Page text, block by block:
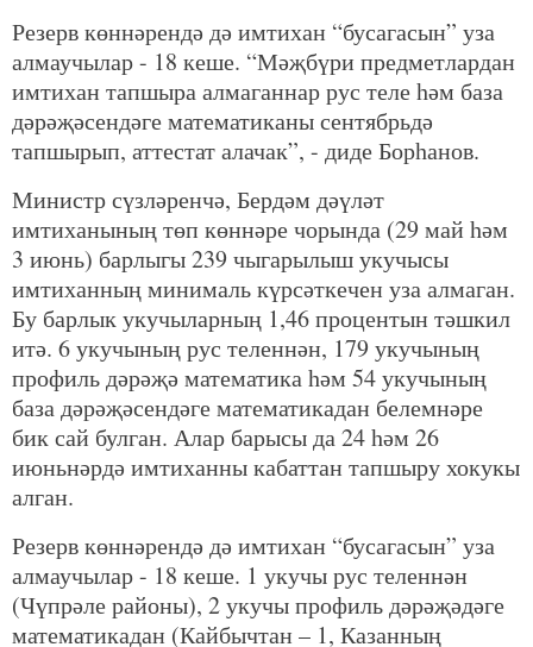
Резерв көннәрендә дә имтихан “бусагасын” уза
алмаучылар - 18 кеше. “Мәҗбүри предметлардан
имтихан тапшыра алмаганнар рус теле һәм база
дәрәҗәсендәге математиканы сентябрьдә
тапшырып, аттестат алачак”, - диде Борһанов.
Министр сүзләренчә, Бердәм дәүләт
имтиханының төп көннәре чорында (29 май һәм
3 июнь) барлыгы 239 чыгарылыш укучысы
имтиханның минималь күрсәткечен уза алмаган.
Бу барлык укучыларның 1,46 процентын тәшкил
итә. 6 укучының рус теленнән, 179 укучының
профиль дәрәҗә математика һәм 54 укучының
база дәрәҗәсендәге математикадан белемнәре
бик сай булган. Алар барысы да 24 һәм 26
июньнәрдә имтиханны кабаттан тапшыру хокукы
алган.
Резерв көннәрендә дә имтихан “бусагасын” уза
алмаучылар - 18 кеше. 1 укучы рус теленнән
(Чүпрәле районы), 2 укучы профиль дәрәҗәдәге
математикадан (Кайбычтан – 1, Казанның